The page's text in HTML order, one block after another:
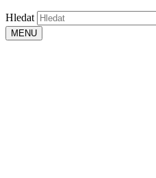
Hledat
MENU